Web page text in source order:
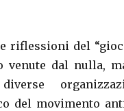
riflessioni del
venute dal nulla,
del movimento